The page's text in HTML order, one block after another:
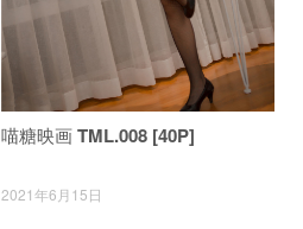
喵糖映画 TML.008 [40P]
2021年6月15日